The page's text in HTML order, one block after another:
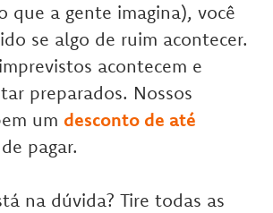
que a gente imagina), você
se algo de ruim acontecer.
acontecem e
preparados. Nossos
um desconto de até
pagar.
na dúvida? Tire todas as